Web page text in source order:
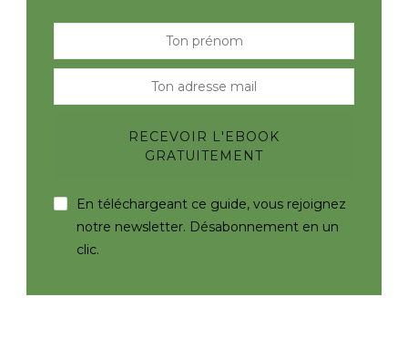
En téléchargeant ce guide, vous rejoignez
notre newsletter. Désabonnement en un
clic.